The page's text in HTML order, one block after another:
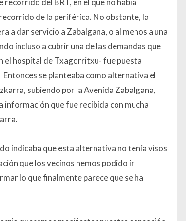
de la periférica. No obstante, la
a dar servicio a Zabalgana, o al menos a una
incluso a cubrir una de las demandas que
el hospital de Txagorritxu- fue puesta
se planteaba como alternativa el
subiendo por la Avenida Zabalgana,
información que fue recibida con mucha
indicaba que esta alternativa no tenía visos
que los vecinos hemos podido ir
lo que finalmente parece que se ha